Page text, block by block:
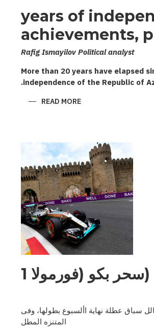
20 years of
achievements,
Rafig Ismayilov Political analyst
More than 20 years have elapsed
independence of the Republic of
READ MORE
ABOUT
PROBLEMS,
(سحر بكو (فورمولا 1
سباق عطلة نهاية األسبوع بطولها، وفى
المتنزه المطل